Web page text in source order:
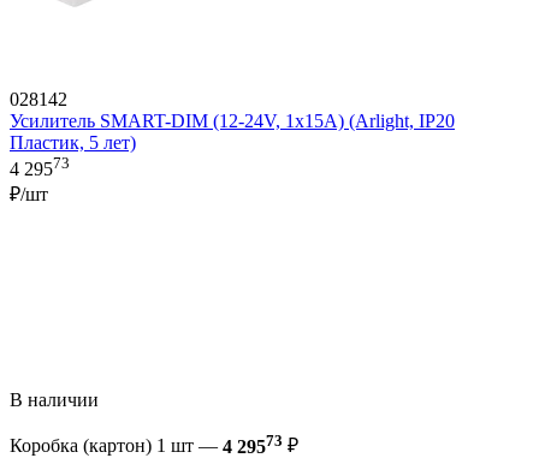
028142
Усилитель SMART-DIM (12-24V, 1x15A) (Arlight, IP20
Пластик, 5 лет)
4 29573
₽/шт
В наличии
Коробка (картон) 1 шт — 4 29573 ₽